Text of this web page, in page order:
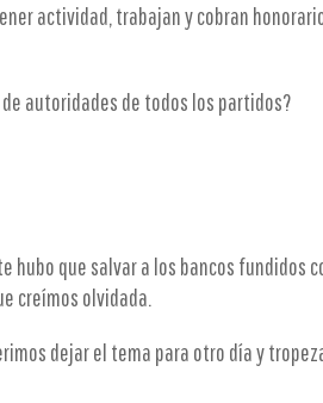
actividad, trabajan y cobran
autoridades de todos los partidos?
hubo que salvar a los bancos fundidos
creímos olvidada.
dejar el tema para otro día y